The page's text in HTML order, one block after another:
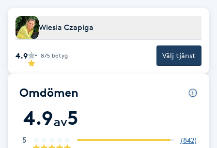
Faceliftmassage
Fet hårbotten
Fettreducering
Fibromassage
Fillers
Wiesia Czapiga
4.9 875 betyg Välj tjänst
Omdömen
4.9av5
5 (842)